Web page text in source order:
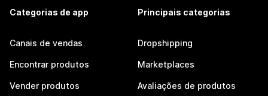
Categorias de app
Canais de vendas
Encontrar produtos
Vender produtos
Principais categorias
Dropshipping
Marketplaces
Avaliações de produtos